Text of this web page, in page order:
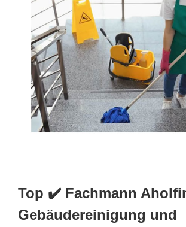
Top ✔️ Fachmann
Gebäudereinigung und